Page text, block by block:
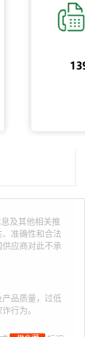
及其他相关推
准确性和合法
应商对此不承
品质量，过低
行为。